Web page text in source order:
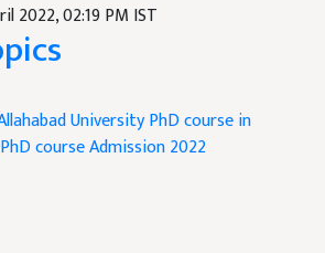
2022, 02:19 PM IST
UniversityPhD course in
PhD courseAdmission 2022